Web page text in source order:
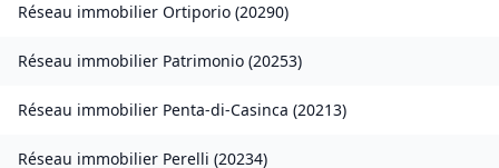
Réseau immobilier Ortiporio (20290)
Réseau immobilier Patrimonio (20253)
Réseau immobilier Penta-di-Casinca (20213)
Réseau immobilier Perelli (20234)